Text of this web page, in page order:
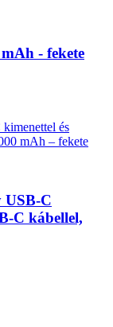
- fekete
USB-C
C kábellel,